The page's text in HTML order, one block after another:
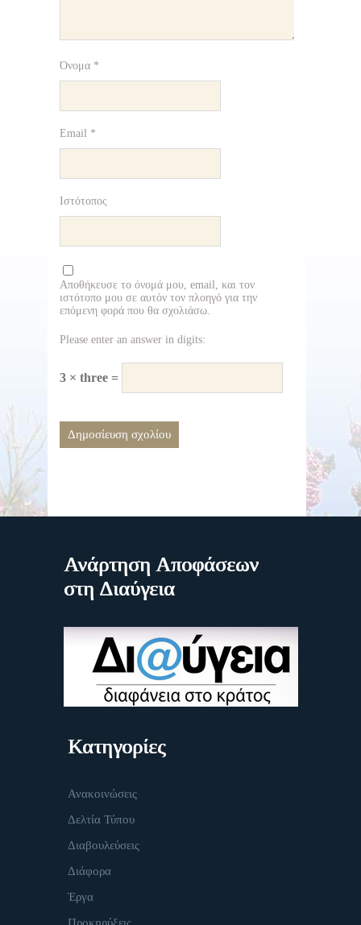
Όνομα *
Email *
Ιστότοπος
Αποθήκευσε το όνομά μου, email, και τον
ιστότοπο μου σε αυτόν τον πλοηγό για την
επόμενη φορά που θα σχολιάσω.
Please enter an answer in digits:
3 × three =
Ανάρτηση Αποφάσεων
στη Διαύγεια
Κατηγορίες
Ανακοινώσεις
Δελτία Τύπου
Διαβουλεύσεις
Διάφορα
Έργα